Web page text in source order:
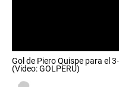
seconds
of
Gol de Piero Quispe para el
(Video: GOLPERU)